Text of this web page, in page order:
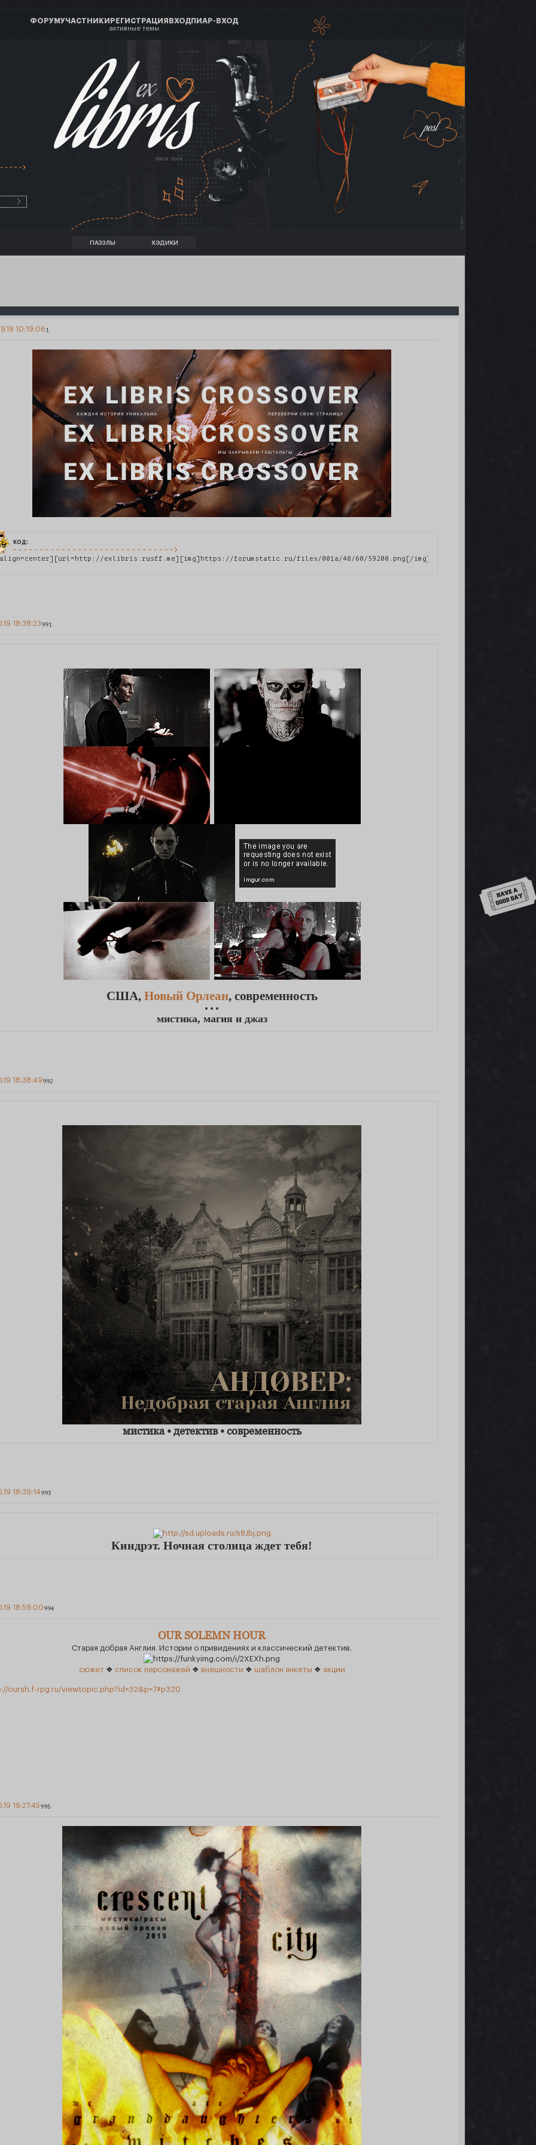
ФОРУМ УЧАСТНИКИ РЕГИСТРАЦИЯ ВХОД ПИАР-ВХОД
активные темы
ex
SINCE 2019
ПАЗЗЛЫ ХЭДИКИ
1
10:19:06
код:
exlibris.rusff.me][img]https://forumstatic.ru/files/001a/48/60/59200.png[/img][/url][/align]
991
18:38:23
США, Новый Орлеан, современность
• • •
мистика, магия и джаз
992
18:38:49
мистика • детектив • современность
993
18:39:14
Киндрэт. Ночная столица ждет тебя!
994
18:58:00
OUR SOLEMN HOUR
Старая добрая Англия. Истории о привидениях и классический детектив.
сюжет ❖ список персонажей ❖ внешности ❖ шаблон анкеты ❖ акции
oursh.f-rpg.ru/viewtopic.php?id=32&p=7#p320
995
19:27:45